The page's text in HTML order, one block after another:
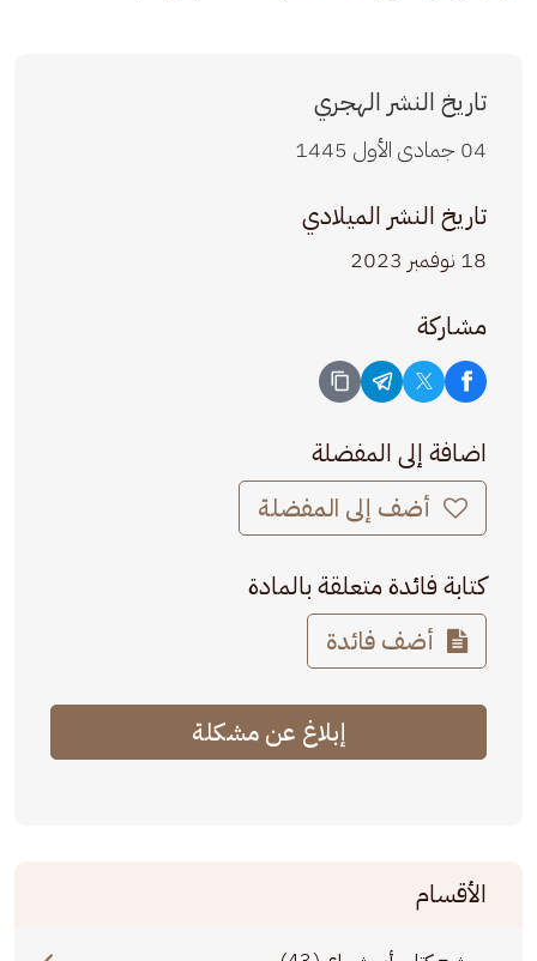
تاريخ النشر الهجري
04 جمادى الأول 1445
تاريخ النشر الميلادي
18 نوفمبر 2023
مشاركة
اضافة إلى المفضلة
أضف إلى المفضلة
كتابة فائدة متعلقة بالمادة
أضف فائدة
إبلاغ عن مشكلة
الأقسام